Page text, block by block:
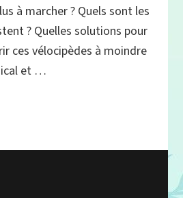
à marcher ? Quels sont les
? Quelles solutions pour
ces vélocipèdes à moindre
et …